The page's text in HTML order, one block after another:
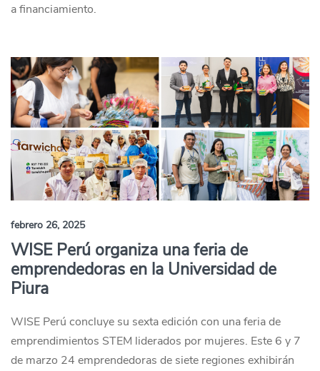
a financiamiento.
febrero 26, 2025
WISE Perú organiza una feria de
emprendedoras en la Universidad de
Piura
WISE Perú concluye su sexta edición con una feria de
emprendimientos STEM liderados por mujeres. Este 6 y 7
de marzo 24 emprendedoras de siete regiones exhibirán